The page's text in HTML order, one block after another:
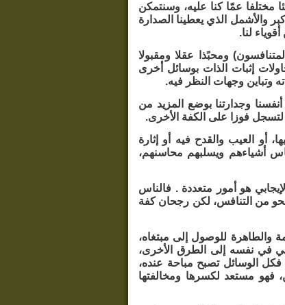
مختلفا عمّا كنا عليه، وسنتمكن
والأشمل الذي يعطينا الصدارة
لنا.
ومحبًذا عقلا ومقبولا
إثبات الذات بوسائل أخرى
وتباين وجهات النظر فيه.
وجدارتنا بوضع المزيد من
لتسجل فوزا على الكفة الأخرى.
العيب والقدح فيه أو إثارة
أشياءهم ويسلبهم محاسنهم،
هو أمور متعددة . فالناس
من التنافس، لكن رجحان كفة
والطاهرة للوصول إلى مبتغاه،
في نفسه إلى الطرق الأخرى،
الوسائل تصبح مباحة عنده،
فهو مستعد لكسرها ومخالفتها